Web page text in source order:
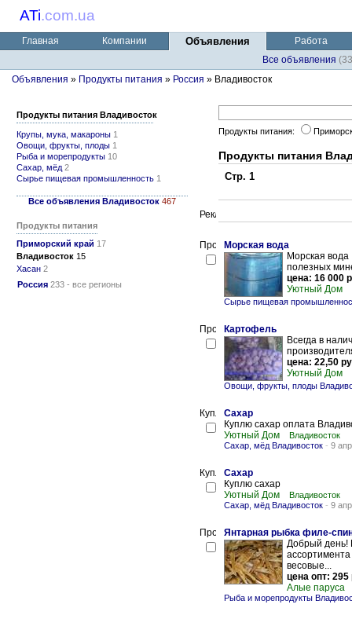
ATi.com.ua
Главная Компании Объявления
Работа
Все объявления
Объявления » Продукты питания » Россия » Владивосток
Продукты питания Владивосток
Крупы, мука, макароны 1
Овощи, фрукты, плоды 1
Рыба и морепродукты 10
Сахар, мёд 2
Сырье пищевая промышленность 1
Все объявления Владивосток 467
Продукты питания
Приморский край 17
Владивосток 15
Хасан 2
Россия 233 - все регионы
Продукты питания:
Продукты питания
Стр. 1
Морская вода
Морская вода
полезных
цена: 16 000
Уютный Дом
Сырье пищевая
Картофель
Всегда в
цена: 22,50
Уютный Дом
Овощи, фрукты, плоды
Сахар
Куплю сахар оплата
Уютный Дом
Владивосток
Сахар, мёд Владивосток - 9
Сахар
Куплю сахар
Уютный Дом
Владивосток
Сахар, мёд Владивосток - 9
Янтарная рыбка филе-
Добрый день!
весовые...
цена опт: 295
Алые паруса
Рыба и морепродукты